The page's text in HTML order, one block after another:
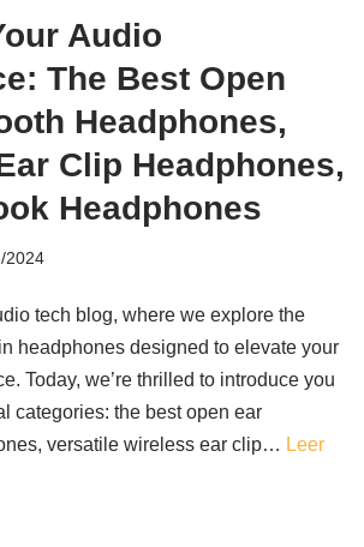
Audio
The Best Open
Headphones,
Clip Headphones,
Headphones
2024
tech blog, where we explore the
headphones designed to elevate your
Today, we’re thrilled to introduce you
categories: the best open ear
versatile wireless ear clip… Leer